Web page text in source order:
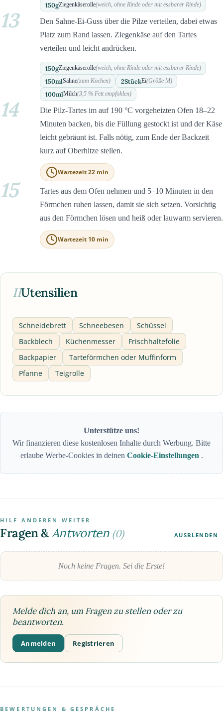
150gZiegenkäserolle(weich, ohne Rinde oder mit essbarer Rinde)
13
Den Sahne-Ei-Guss über die Pilze verteilen, dabei etwas
Platz zum Rand lassen. Ziegenkäse auf den Tartes
verteilen und leicht andrücken.
150gZiegenkäserolle(weich, ohne Rinde oder mit essbarer Rinde)
150mlSahne(zum Kochen) 2StückEi(Größe M)
100mlMilch(3,5 % Fett empfohlen)
14
Die Pilz-Tartes im auf 190 °C vorgeheizten Ofen 18–22
Minuten backen, bis die Füllung gestockt ist und der Käse
leicht gebräunt ist. Falls nötig, zum Ende der Backzeit
kurz auf Oberhitze stellen.
Wartezeit 22 min
15
Tartes aus dem Ofen nehmen und 5–10 Minuten in den
Förmchen ruhen lassen, damit sie sich setzen. Vorsichtig
aus den Förmchen lösen und heiß oder lauwarm servieren.
Wartezeit 10 min
IIUtensilien
Schneidebrett Schneebesen
Schüssel
Backblech
Küchenmesser
Frischhaltefolie
Backpapier
Tarteförmchen oder Muffinform
Pfanne
Teigrolle
Unterstütze uns!
Wir finanzieren diese kostenlosen Inhalte durch Werbung. Bitte
erlaube Werbe-Cookies in deinen Cookie-Einstellungen .
HILF ANDEREN WEITER
Fragen &Antworten (0) AUSBLENDEN
Noch keine Fragen. Sei die Erste!
Melde dich an, um Fragen zu stellen oder zu
beantworten.
Anmelden Registrieren
BEWERTUNGEN & GESPRÄCHE